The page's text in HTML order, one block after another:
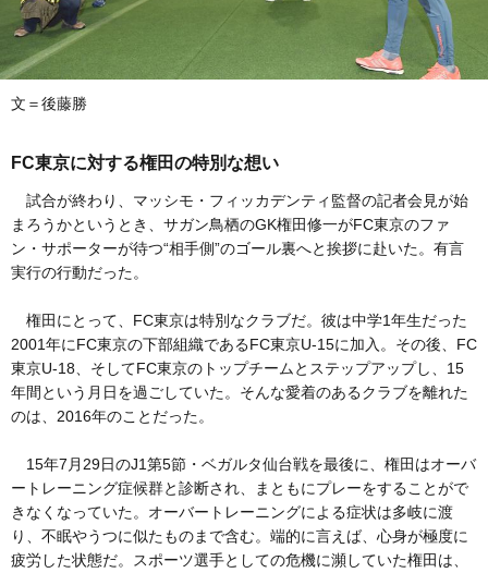
文＝後藤勝
FC東京に対する権田の特別な想い
試合が終わり、マッシモ・フィッカデンティ監督の記者会見が始
まろうかというとき、サガン鳥栖のGK権田修一がFC東京のファ
ン・サポーターが待つ“相手側”のゴール裏へと挨拶に赴いた。有言
実行の行動だった。
権田にとって、FC東京は特別なクラブだ。彼は中学1年生だった
2001年にFC東京の下部組織であるFC東京U-15に加入。その後、FC
東京U-18、そしてFC東京のトップチームとステップアップし、15
年間という月日を過ごしていた。そんな愛着のあるクラブを離れた
のは、2016年のことだった。
15年7月29日のJ1第5節・ベガルタ仙台戦を最後に、権田はオーバ
ートレーニング症候群と診断され、まともにプレーをすることがで
きなくなっていた。オーバートレーニングによる症状は多岐に渡
り、不眠やうつに似たものまで含む。端的に言えば、心身が極度に
疲労した状態だ。スポーツ選手としての危機に瀕していた権田は、